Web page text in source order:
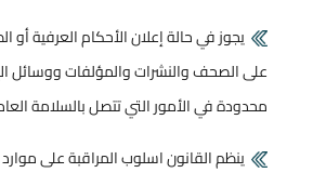
يجوز في حالة إعلان الأحكام العرفية أو
على الصحف والنشرات والمؤلفات ووسائل
محدودة في الأمور التي تتصل بالسلامة
ينظم القانون اسلوب المراقبة على